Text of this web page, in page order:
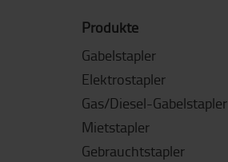
Produkte
Gabelstapler
Elektrostapler
Gas/Diesel-Gabelstapler
Mietstapler
Gebrauchtstapler